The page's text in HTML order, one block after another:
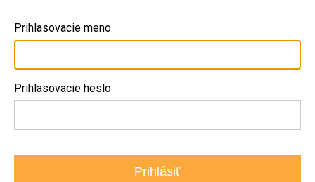
Prihlasovacie meno
Prihlasovacie heslo
Prihlásiť